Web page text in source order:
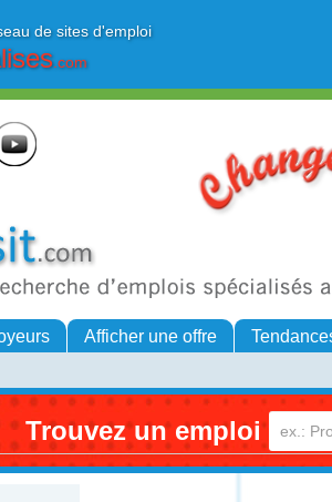
de sites d'emploi
.com
Afficher une offre
Trouvez un emploi